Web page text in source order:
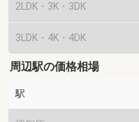
2LDK・3K・3DK
3LDK・4K・4DK
周辺駅の価格相場
駅